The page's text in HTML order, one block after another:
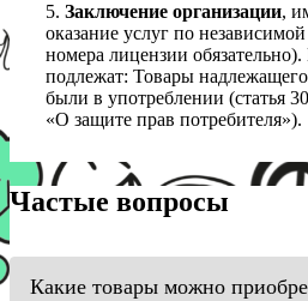
5. Заключение организации,
оказание услуг по
номера лицензии
подлежат: Товары надлежащего
были в употреблении (статья
«О защите прав потребителя»).
Частые вопросы
Какие товары можно